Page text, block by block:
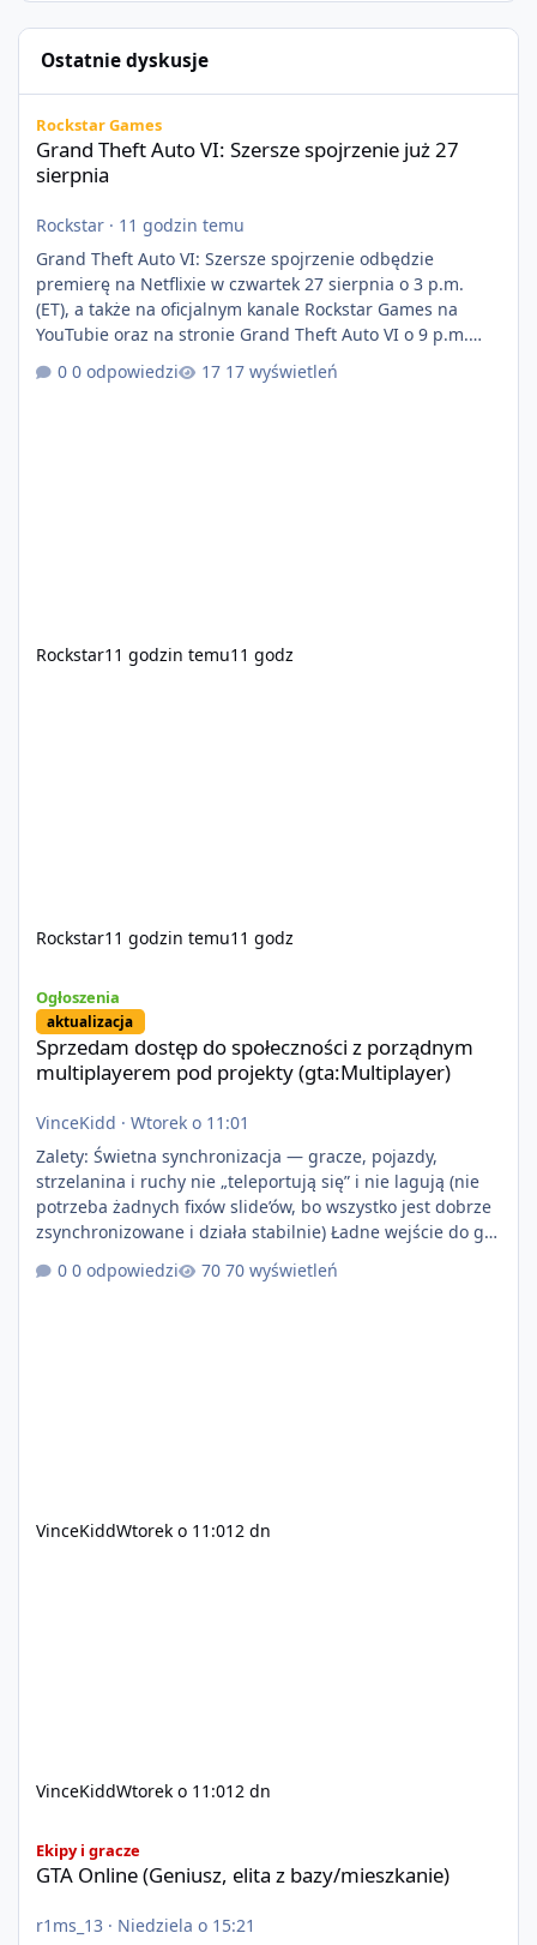
Ostatnie dyskusje
Rockstar Games
Grand Theft Auto VI: Szersze spojrzenie już 27
sierpnia
Rockstar · 11 godzin temu
Grand Theft Auto VI: Szersze spojrzenie odbędzie
premierę na Netflixie w czwartek 27 sierpnia o 3 p.m.
(ET), a także na oficjalnym kanale Rockstar Games na
YouTubie oraz na stronie Grand Theft Auto VI o 9 p.m.
Auto VI będzie dostępne 19 listopada na PlayStation 5
0 odpowiedzi 17 wyświetleń
Rockstar11 godzin temu11 godz
Rockstar11 godzin temu11 godz
Ogłoszenia
aktualizacja
Sprzedam dostęp do społeczności z porządnym
multiplayerem pod projekty (gta:Multiplayer)
VinceKidd · Wtorek o 11:01
Zalety: Świetna synchronizacja — gracze, pojazdy,
strzelanina i ruchy nie „teleportują się” i nie lagują (nie
potrzeba żadnych fixów slide’ów, bo wszystko jest dobrze
zsynchronizowane i działa stabilnie) Ładne wejście do gry
+ solidny antycheat na poziomie multiplayera Wygodne
pisanie własnych modów i skryptów (wsparcie C# / JS /
0 odpowiedzi 70 wyświetleń
VinceKiddWtorek o 11:01 2 dn
VinceKiddWtorek o 11:01 2 dn
Ekipy i gracze
GTA Online (Geniusz, elita z bazy/mieszkanie)
r1ms_13 · Niedziela o 15:21